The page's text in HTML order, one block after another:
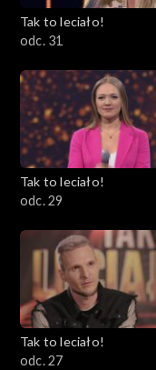
Tak to leciało!
odc. 31
Tak to leciało!
odc. 29
Tak to leciało!
odc. 27